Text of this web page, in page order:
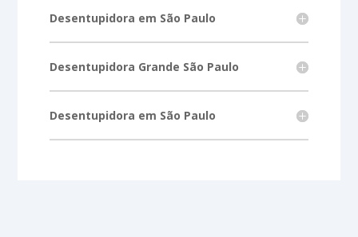
Desentupidora em São Paulo
Desentupidora Grande São Paulo
Desentupidora em São Paulo